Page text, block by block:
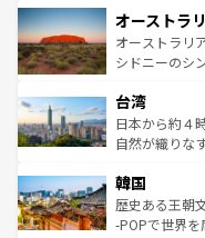
部のニューオ
文化が魅力。
しみながら、
ならではの贅沢な旅の
情報はコンテ
ワイ島は見逃
島だが、静か
おすすめ。エ
れるおもてな
人々、おいし
ク、伝統的な
ワイを、存分に味わって
はコンテンツ
オーストラ
オーストラリ
シドニーのシ
リアリーフや
ク）、タスマ
ど、見どころ
いる。アクテ
ビング、ハイ
い。オースト
台湾
日本から約４
自然が織りな
ン）、静ひつ
と山間の静け
驚きをもたら
韓国
歴史ある王朝
-POPで世界